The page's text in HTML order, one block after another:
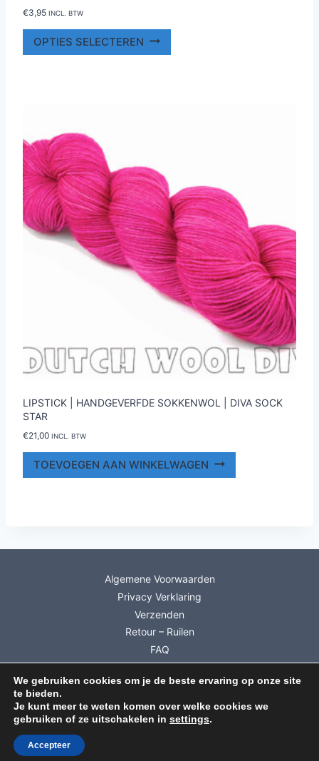
€3,95 INCL. BTW
OPTIES SELECTEREN
op
de
productpagina
LIPSTICK | HANDGEVERFDE SOKKENWOL | DIVA SOCK
STAR
€21,00 INCL. BTW
TOEVOEGEN AAN WINKELWAGEN
Algemene Voorwaarden
Privacy Verklaring
Verzenden
Retour – Ruilen
FAQ
Mijn account
Info Cadeaubonnen
Inschrijven Nieuwsbrief
We gebruiken cookies om je de beste ervaring op onze site
te bieden.
Je kunt meer te weten komen over welke cookies we
gebruiken of ze uitschakelen in settings.
Accepteer